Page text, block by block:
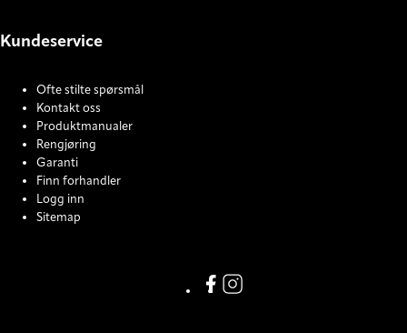
Kundeservice
Ofte stilte spørsmål
Kontakt oss
Produktmanualer
Rengjøring
Garanti
Finn forhandler
Logg inn
Sitemap
Facebook
Instagram